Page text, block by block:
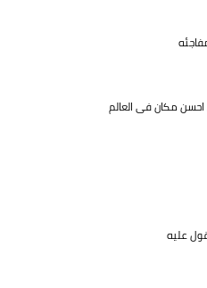
مكان فى العالم
عليه